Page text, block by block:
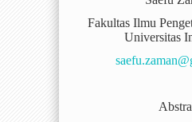
Fakultas Ilmu
Universitas